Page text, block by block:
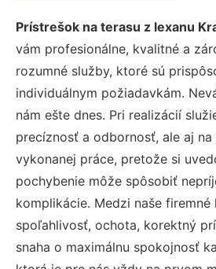
Prístrešok na terasu z lexanu
vám profesionálne, kvalitné a
rozumné služby, ktoré sú
individuálnym požiadavkám.
nám ešte dnes. Pri realizácií
precíznosť a odbornosť, ale aj
vykonanej práce, pretože si
pochybenie môže spôsobiť
komplikácie. Medzi naše
spoľahlivosť, ochota, korektný
snaha o maximálnu spokojnosť